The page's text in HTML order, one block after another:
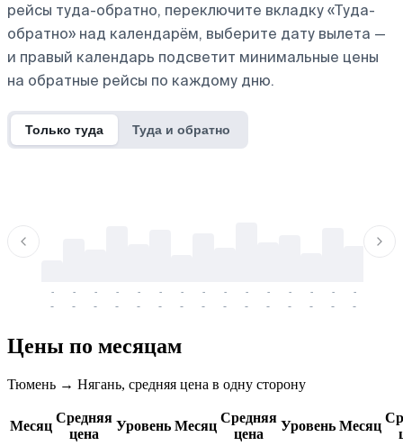
рейсы туда-обратно, переключите вкладку «Туда-
обратно» над календарём, выберите дату вылета —
и правый календарь подсветит минимальные цены
на обратные рейсы по каждому дню.
Только туда Туда и обратно
-
-
-
-
-
-
-
-
-
-
-
-
-
-
-
-
-
-
-
-
-
-
-
-
-
-
-
-
-
-
Цены по месяцам
Тюмень → Нягань, средняя цена в одну сторону
Месяц
Средняя
цена
Уровень Месяц
Средняя
цена
Уровень Месяц